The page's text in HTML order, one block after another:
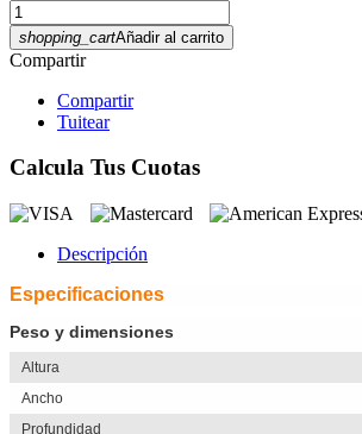
shopping_cartAñadir al carrito
Compartir
Compartir
Tuitear
Calcula Tus Cuotas
Descripción
Especificaciones
Peso y dimensiones
Altura
Ancho
Profundidad